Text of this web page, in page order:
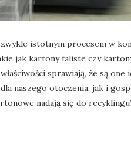
istotnym procesem w
jak kartony faliste czy
sprawiają, że są one
naszego otoczenia, jak i
nadają się do